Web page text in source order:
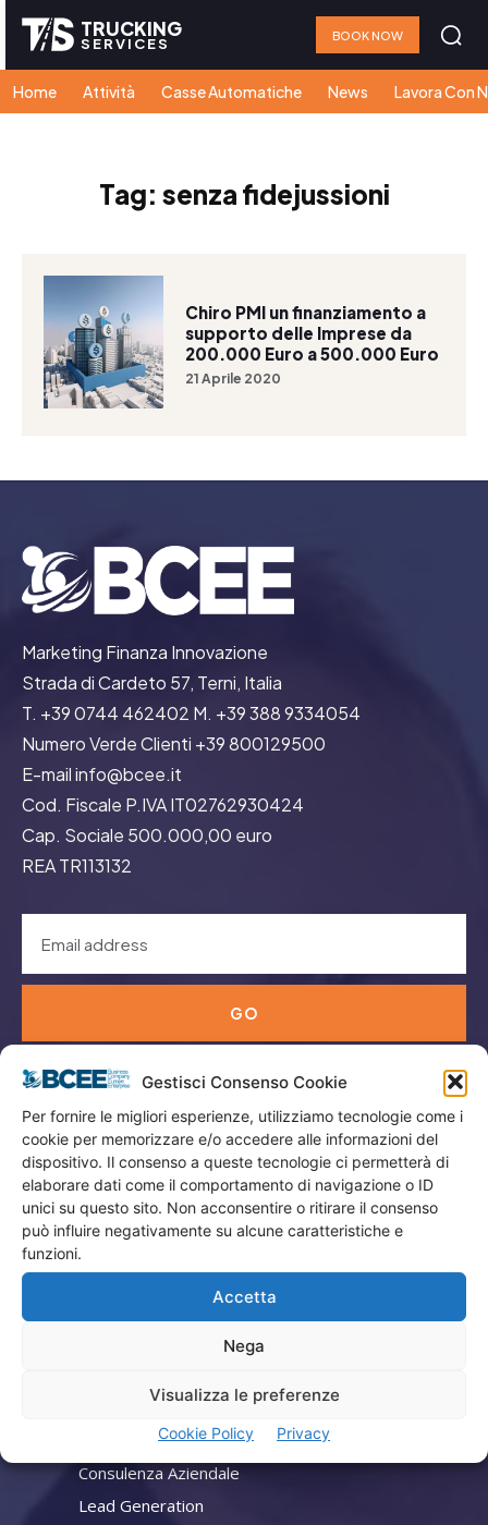
Gestisci Consenso Cookie
Per fornire le migliori esperienze, utilizziamo tecnologie come i
cookie per memorizzare e/o accedere alle informazioni del
dispositivo. Il consenso a queste tecnologie ci permetterà di
elaborare dati come il comportamento di navigazione o ID
unici su questo sito. Non acconsentire o ritirare il consenso
può influire negativamente su alcune caratteristiche e
funzioni.
Accetta
Nega
Visualizza le preferenze
Cookie Policy Privacy
TRUCKING
SERVICES BOOK NOW
Home Attività Casse Automatiche News Lavora Con
Tag: senza fidejussioni
Chiro PMI un finanziamento a
supporto delle Imprese da
200.000 Euro a 500.000 Euro
21 Aprile 2020
Marketing Finanza Innovazione
Strada di Cardeto 57, Terni, Italia
T. +39 0744 462402 M. +39 388 9334054
Numero Verde Clienti +39 800129500
E-mail info@bcee.it
Cod. Fiscale P.IVA IT02762930424
Cap. Sociale 500.000,00 euro
REA TR113132
GO
Menù
Privacy
Termini Utilizzo
Iscrizione Newsletter
Cookie Policy (UE)
Consulenza Aziendale
Lead Generation